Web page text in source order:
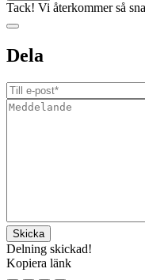
Tack! Vi återkommer så
Dela
Delning skickad!
Kopiera länk